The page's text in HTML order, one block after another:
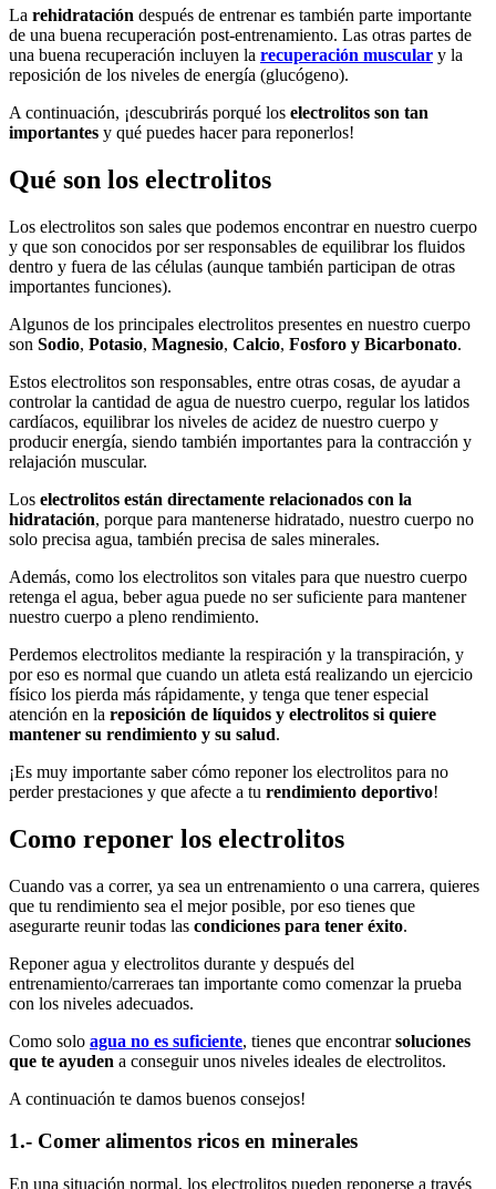
La rehidratación después de entrenar es también parte importante
de una buena recuperación post-entrenamiento. Las otras partes de
una buena recuperación incluyen la recuperación muscular y la
reposición de los niveles de energía (glucógeno).
A continuación, ¡descubrirás porqué los electrolitos son tan
importantes y qué puedes hacer para reponerlos!
Qué son los electrolitos
Los electrolitos son sales que podemos encontrar en nuestro cuerpo
y que son conocidos por ser responsables de equilibrar los fluidos
dentro y fuera de las células (aunque también participan de otras
importantes funciones).
Algunos de los principales electrolitos presentes en nuestro cuerpo
son Sodio, Potasio, Magnesio, Calcio, Fosforo y Bicarbonato.
Estos electrolitos son responsables, entre otras cosas, de ayudar a
controlar la cantidad de agua de nuestro cuerpo, regular los latidos
cardíacos, equilibrar los niveles de acidez de nuestro cuerpo y
producir energía, siendo también importantes para la contracción y
relajación muscular.
Los electrolitos están directamente relacionados con la
hidratación, porque para mantenerse hidratado, nuestro cuerpo no
solo precisa agua, también precisa de sales minerales.
Además, como los electrolitos son vitales para que nuestro cuerpo
retenga el agua, beber agua puede no ser suficiente para mantener
nuestro cuerpo a pleno rendimiento.
Perdemos electrolitos mediante la respiración y la transpiración, y
por eso es normal que cuando un atleta está realizando un ejercicio
físico los pierda más rápidamente, y tenga que tener especial
atención en la reposición de líquidos y electrolitos si quiere
mantener su rendimiento y su salud.
¡Es muy importante saber cómo reponer los electrolitos para no
perder prestaciones y que afecte a tu rendimiento deportivo!
Como reponer los electrolitos
Cuando vas a correr, ya sea un entrenamiento o una carrera, quieres
que tu rendimiento sea el mejor posible, por eso tienes que
asegurarte reunir todas las condiciones para tener éxito.
Reponer agua y electrolitos durante y después del
entrenamiento/carreraes tan importante como comenzar la prueba
con los niveles adecuados.
Como solo agua no es suficiente, tienes que encontrarsoluciones
que te ayuden a conseguir unos niveles ideales de electrolitos.
A continuación te damos buenos consejos!
1.- Comer alimentos ricos en minerales
En una situación normal, los electrolitos pueden reponerse a través